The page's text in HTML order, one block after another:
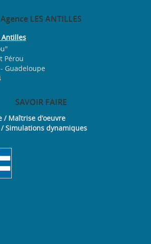
AgenceLES ANTILLES
Antilles
Pérou
Guadeloupe
SAVOIRFAIRE
/ Maîtrise d’oeuvre
/ Simulations dynamiques